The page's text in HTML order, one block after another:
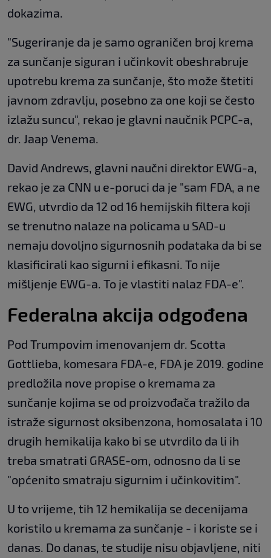
dokazima.
"Sugeriranje da je samo ograničen broj krema
za sunčanje siguran i učinkovit obeshrabruje
upotrebu krema za sunčanje, što može štetiti
javnom zdravlju, posebno za one koji se često
izlažu suncu", rekao je glavni naučnik PCPC-a,
dr. Jaap Venema.
David Andrews, glavni naučni direktor EWG-a,
rekao je za CNN u e-poruci da je "sam FDA, a ne
EWG, utvrdio da 12 od 16 hemijskih filtera koji
se trenutno nalaze na policama u SAD-u
nemaju dovoljno sigurnosnih podataka da bi se
klasificirali kao sigurni i efikasni. To nije
mišljenje EWG-a. To je vlastiti nalaz FDA-e".
Federalna akcija odgođena
Pod Trumpovim imenovanjem dr. Scotta
Gottlieba, komesara FDA-e, FDA je 2019. godine
predložila nove propise o kremama za
sunčanje kojima se od proizvođača tražilo da
istraže sigurnost oksibenzona, homosalata i 10
drugih hemikalija kako bi se utvrdilo da li ih
treba smatrati GRASE-om, odnosno da li se
"općenito smatraju sigurnim i učinkovitim".
U to vrijeme, tih 12 hemikalija se decenijama
koristilo u kremama za sunčanje - i koriste se i
danas. Do danas, te studije nisu objavljene, niti